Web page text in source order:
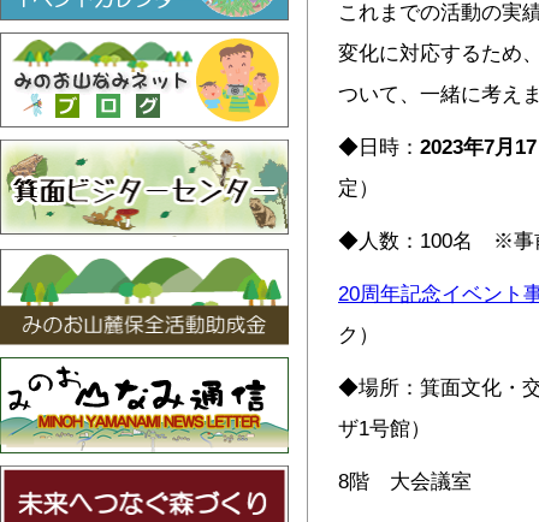
これまでの活動の実
変化に対応するため
ついて、一緒に考え
◆日時： 2023年7月 17
定）
◆人数：100名 ※事
20周年記念イベント
ク）
◆場所：箕面文化・
ザ1号館）
8階 大会議室